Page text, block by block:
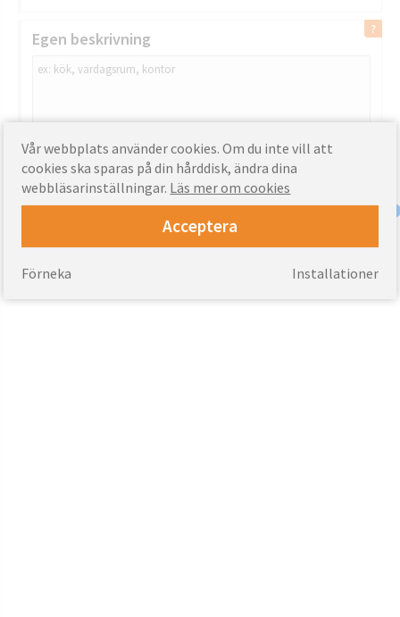
Egen beskrivning
Betygsätt denna produkt:
Vår webbplats använder cookies. Om du inte vill att
cookies ska sparas på din hårddisk, ändra dina
webbläsarinställningar. Läs mer om cookies
Acceptera
Installationer
Förneka